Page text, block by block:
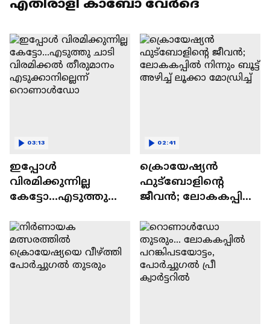
എതിരാളി കാബോ വേർദെ
ഇപ്പോൾ
വിരമിക്കുന്നില്ല
കേട്ടോ...എടുത്തു
തീരുമാനം
എടുക്കാനില്ലെന്ന്
റൊണാൾഡോ
03:13
ക്രൊയേഷ്യൻ
ഫുട്ബോളിന്റെ
ജീവൻ; ലോകകപ്പിൽ
ലൂക്കാ മോഡ്രിച്ച്
02:41